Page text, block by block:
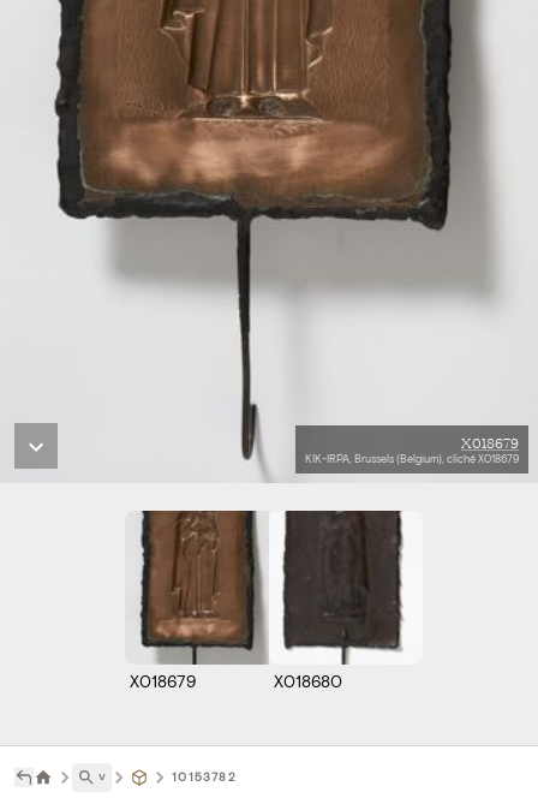
X018679
KIK-IRPA, Brussels (Belgium), cliché X018679
X018679 X018680
˅ 10153782